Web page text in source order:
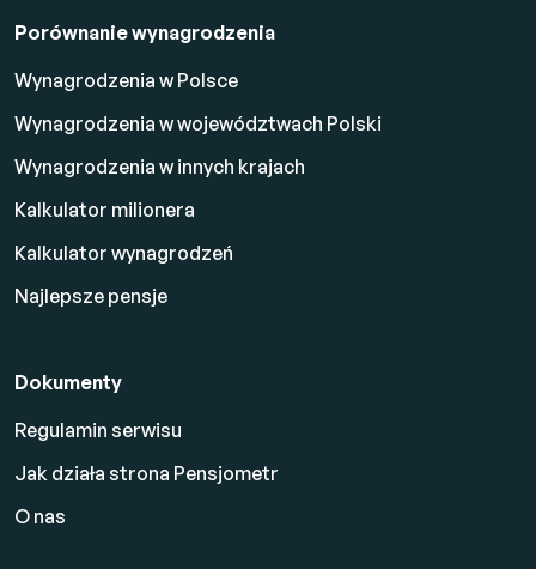
Porównanie wynagrodzenia
Wynagrodzenia w Polsce
Wynagrodzenia w województwach Polski
Wynagrodzenia w innych krajach
Kalkulator milionera
Kalkulator wynagrodzeń
Najlepsze pensje
Dokumenty
Regulamin serwisu
Jak działa strona Pensjometr
O nas